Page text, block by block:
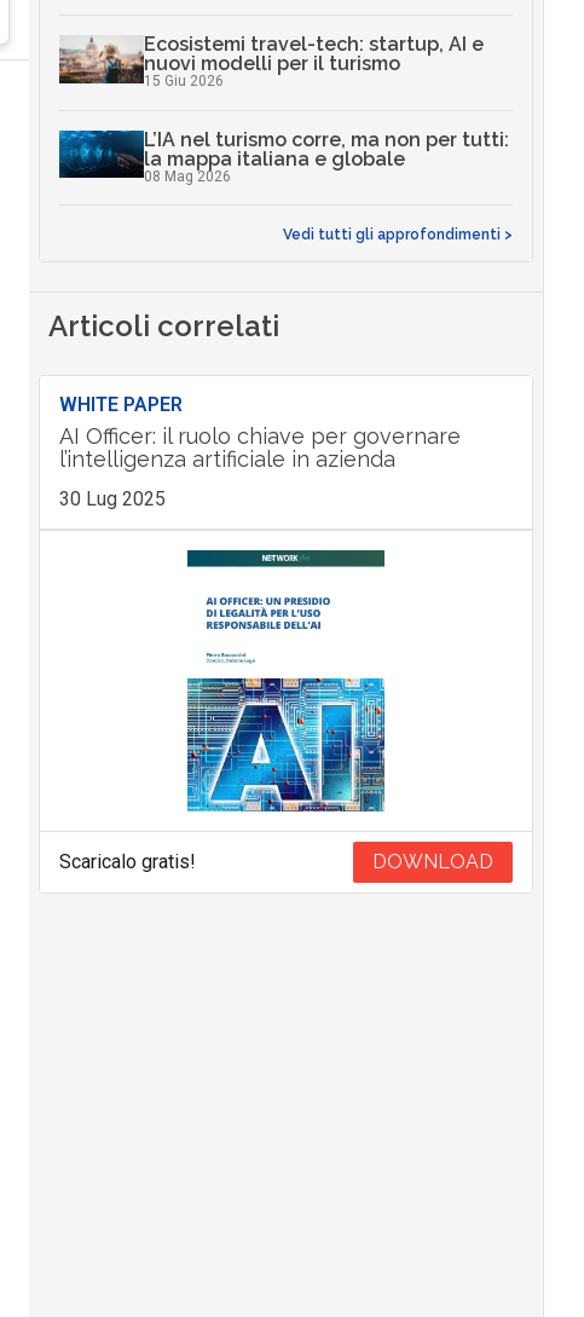
Ecosistemi travel-tech: startup, AI e
nuovi modelli per il turismo
15 Giu 2026
L’IA nel turismo corre, ma non per tutti:
la mappa italiana e globale
08 Mag 2026
Vedi tutti gli approfondimenti >
Articoli correlati
WHITE PAPER
AI Officer: il ruolo chiave per governare
l’intelligenza artificiale in azienda
30 Lug 2025
Scaricalo gratis! DOWNLOAD